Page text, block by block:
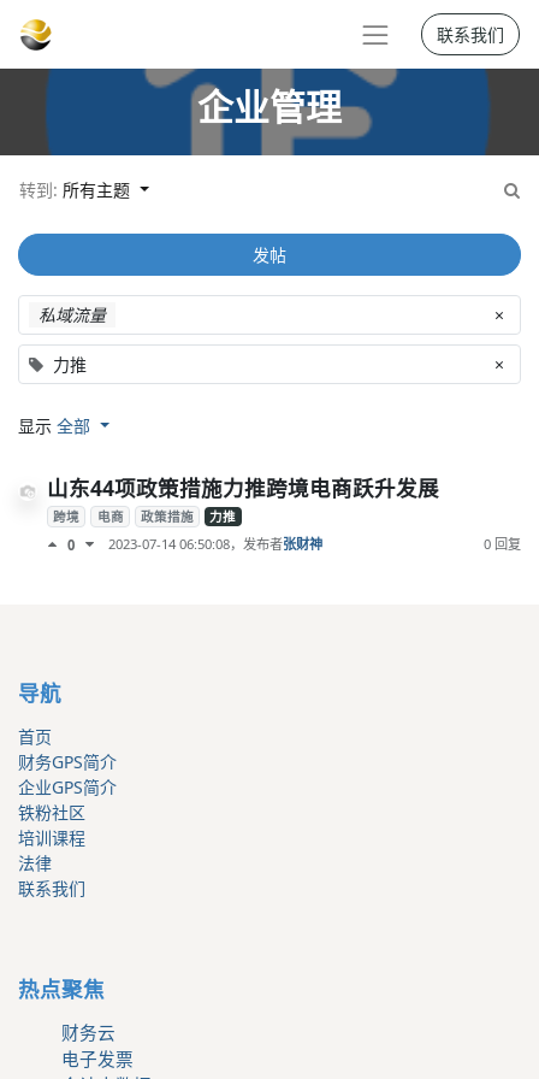
联系我们
企业管理
转到: 所有主题
私域流量 ×
力推 ×
发帖
显示 全部
山东44项政策措施力推跨境电商跃升发展
跨境 电商 政策措施 力推
0 2023-07-14 06:50:08，发布者张财神 0 回复
导航
首页
财务GPS简介
企业GPS简介
铁粉社区
培训课程
法律
联系我们
热点聚焦
财务云
电子发票